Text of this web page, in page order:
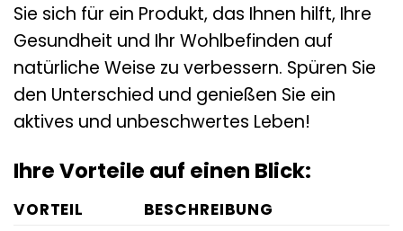
Sie sich für ein Produkt, das Ihnen hilft, Ihre
Gesundheit und Ihr Wohlbefinden auf
natürliche Weise zu verbessern. Spüren Sie
den Unterschied und genießen Sie ein
aktives und unbeschwertes Leben!
Ihre Vorteile auf einen Blick:
VORTEIL
BESCHREIBUNG